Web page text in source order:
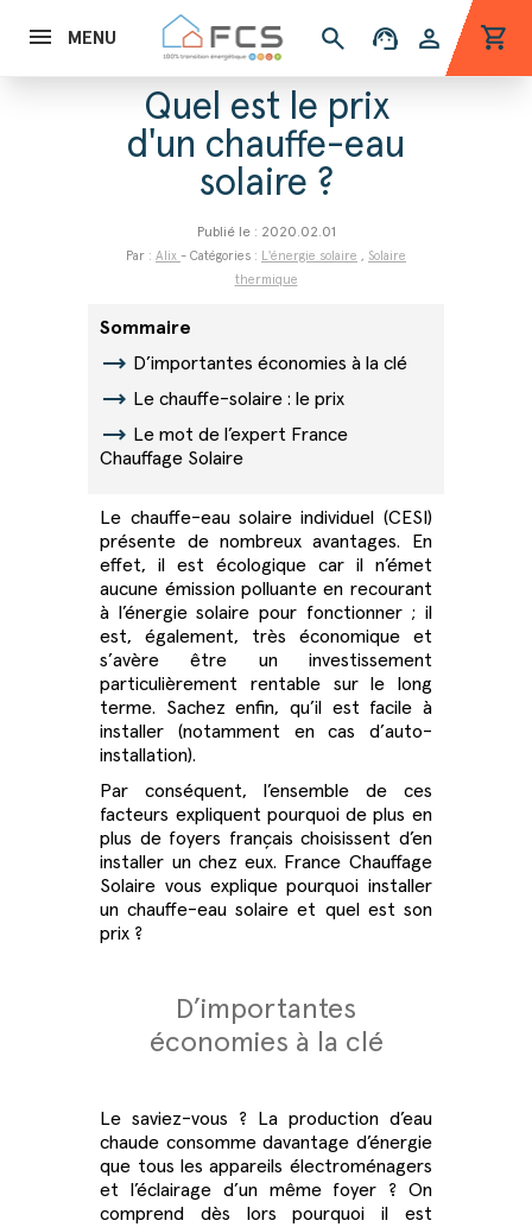
MENU search support_agent person shopping_cart
Quel est le prix
d'un chauffe-eau
solaire ?
Publié le : 2020.02.01
Par : Alix - Catégories : L'énergie solaire
Solaire
thermique
Sommaire
trending_flat D’importantes économies à la clé
trending_flat Le chauffe-solaire : le prix
trending_flat Le mot de l’expert France
Chauffage Solaire
Le chauffe-eau solaire individuel (CESI)
présente de nombreux avantages. En
effet, il est écologique car il n’émet
aucune émission polluante en recourant
à l’énergie solaire pour fonctionner ; il
est, également, très économique et
s’avère être un investissement
particulièrement rentable sur le long
terme. Sachez enfin, qu’il est facile à
installer (notamment en cas d’auto-
installation).
Par conséquent, l’ensemble de ces
facteurs expliquent pourquoi de plus en
plus de foyers français choisissent d’en
installer un chez eux. France Chauffage
Solaire vous explique pourquoi installer
un chauffe-eau solaire et quel est son
prix ?
D’importantes
économies à la clé
Le saviez-vous ? La production d’eau
chaude consomme davantage d’énergie
que tous les appareils électroménagers
et l’éclairage d’un même foyer ? On
comprend dès lors pourquoi il est